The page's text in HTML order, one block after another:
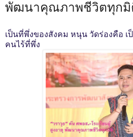
พัฒนาคุณภาพชีวิตทุกมิ
เป็นที่พึ่งของสังคม หนุน วัดร่องคือ เ
คนไร้ที่พึ่ง